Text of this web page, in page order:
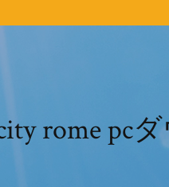
rome pc